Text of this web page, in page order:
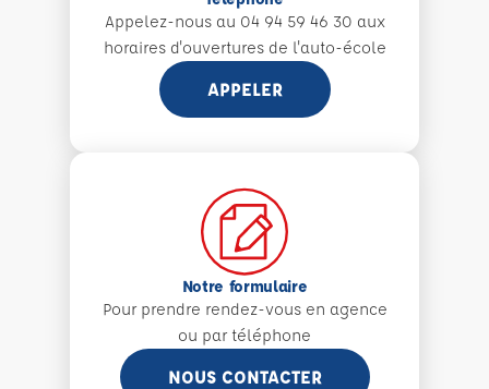
Appelez-nous au 04 94 59 46 30 aux
horaires d'ouvertures de l'auto-école
APPELER
Notre formulaire
Pour prendre rendez-vous en agence
ou par téléphone
NOUS CONTACTER